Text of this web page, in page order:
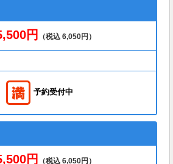
円 （税込 6,050円）
予約受付中
円 （税込 6,050円）